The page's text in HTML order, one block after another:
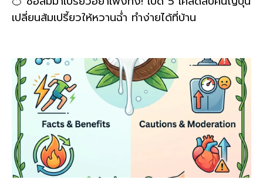
เปลี่ยนส้มเปรี้ยวให้หวานฉ่ำ ทำง่ายได้ที่บ้าน